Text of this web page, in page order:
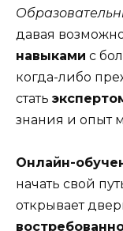
давая
навыками с
когда-либо
стать
знания и опыт
Онлайн-
начать свой
открывает